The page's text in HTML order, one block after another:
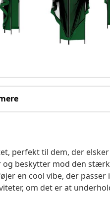
perfekt til dem, der
beskytter mod den
en cool vibe, der passer
om det er at